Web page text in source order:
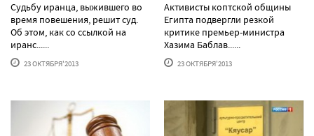
Судьбу иранца, выжившего во
время повешения, решит суд.
Об этом, как со ссылкой на
иранс......
23 ОКТЯБРЯ'2013
Активисты коптской общины
Египта подвергли резкой
критике премьер-министра
Хазима Баблав......
23 ОКТЯБРЯ'2013